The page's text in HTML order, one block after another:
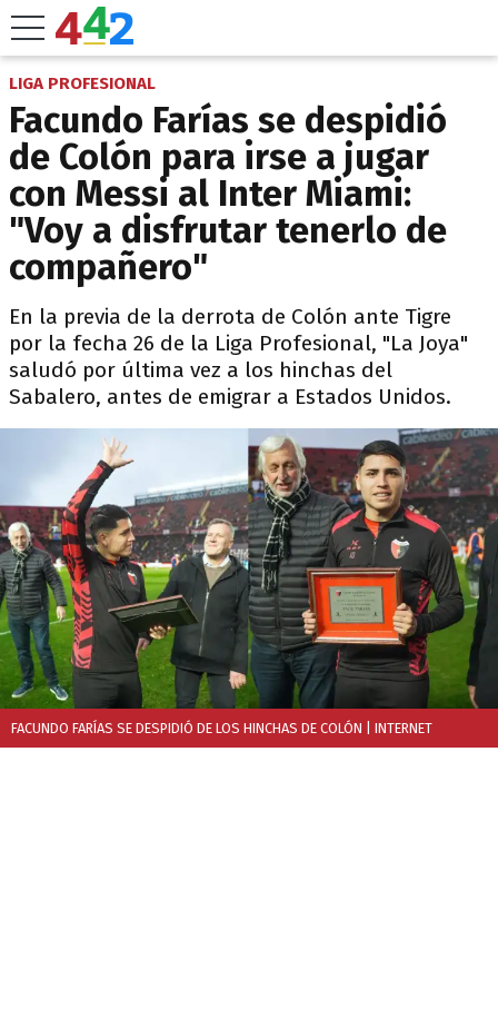
LIGA PROFESIONAL
Facundo Farías se despidió
de Colón para irse a jugar
con Messi al Inter Miami:
"Voy a disfrutar tenerlo de
compañero"
En la previa de la derrota de Colón ante Tigre
por la fecha 26 de la Liga Profesional, "La Joya"
saludó por última vez a los hinchas del
Sabalero, antes de emigrar a Estados Unidos.
FACUNDO FARÍAS SE DESPIDIÓ DE LOS HINCHAS DE COLÓN | INTERNET